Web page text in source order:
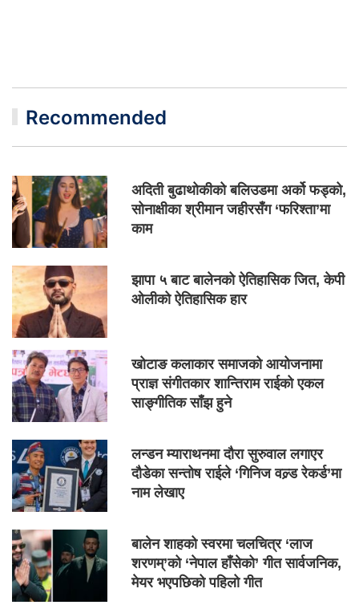
Recommended
अदिती बुढाथोकीको बलिउडमा अर्को फड्को,
सोनाक्षीका श्रीमान जहीरसँग ‘फरिश्ता’मा
काम
झापा ५ बाट बालेनको ऐतिहासिक जित, केपी
ओलीको ऐतिहासिक हार
खोटाङ कलाकार समाजको आयोजनामा
प्राज्ञ संगीतकार शान्तिराम राईको एकल
साङ्गीतिक साँझ हुने
लन्डन म्याराथनमा दौरा सुरुवाल लगाएर
दौडेका सन्तोष राईले ‘गिनिज वल्र्ड रेकर्ड’मा
नाम लेखाए
बालेन शाहको स्वरमा चलचित्र ‘लाज
शरणम्’को ‘नेपाल हाँसेको’ गीत सार्वजनिक,
मेयर भएपछिको पहिलो गीत